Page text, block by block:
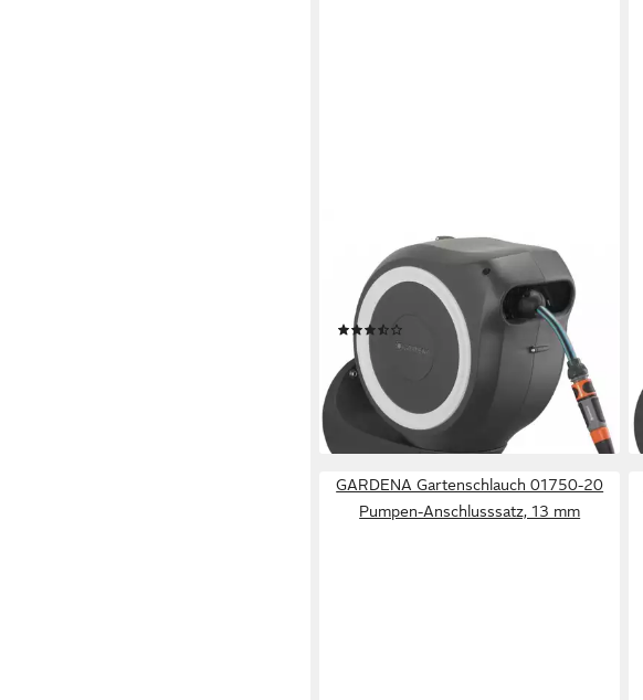
Gartenschlauch Gardena RollUp S
15m Schlauchbox für kleine Gärten.,
Automatisches Aufwickeln
ab 119,99 €
lieferbar - in 3-4 Werktagen bei dir
GARDENA Gartenschlauch 01750-20
Pumpen-Anschlusssatz, 13 mm